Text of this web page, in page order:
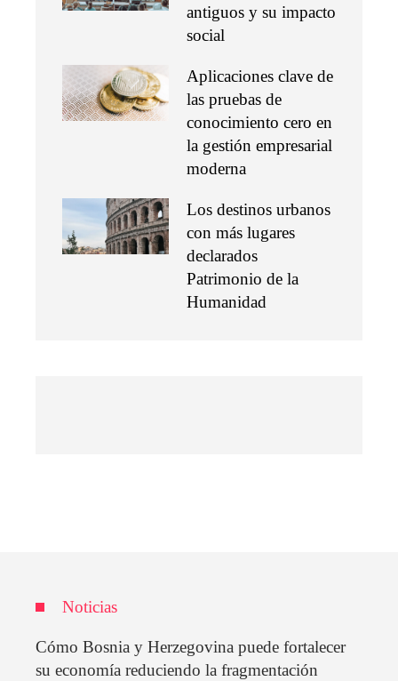
antiguos y su impacto
social
Aplicaciones clave de
las pruebas de
conocimiento cero en
la gestión empresarial
moderna
Los destinos urbanos
con más lugares
declarados
Patrimonio de la
Humanidad
Noticias
Cómo Bosnia y Herzegovina puede fortalecer
su economía reduciendo la fragmentación